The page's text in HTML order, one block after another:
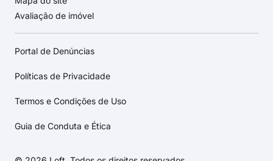
Avaliação de imóvel
Portal de Denúncias
Políticas de Privacidade
Termos e Condições de Uso
Guia de Conduta e Ética